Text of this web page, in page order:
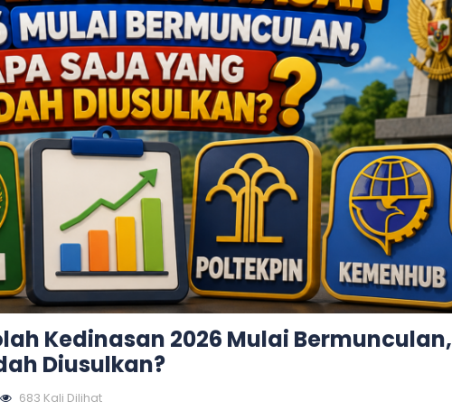
Kedinasan 2026 Mulai Bermunculan,
Diusulkan?
683 Kali Dilihat